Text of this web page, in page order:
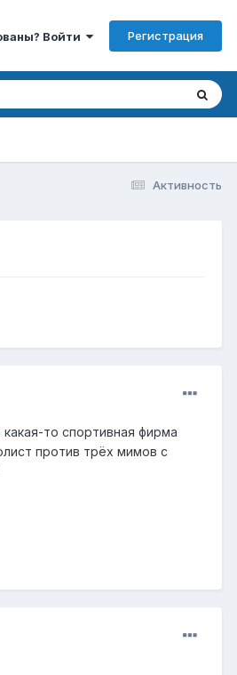
Войти Регистрация
Активность
то спортивная фирма
против трёх мимов с